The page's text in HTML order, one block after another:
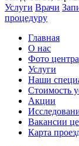
Услуги Врачи
процедуру
Главная
О нас
Фото центра
Услуги
Наши
Стоимость
Акции
Вакансии
Карта